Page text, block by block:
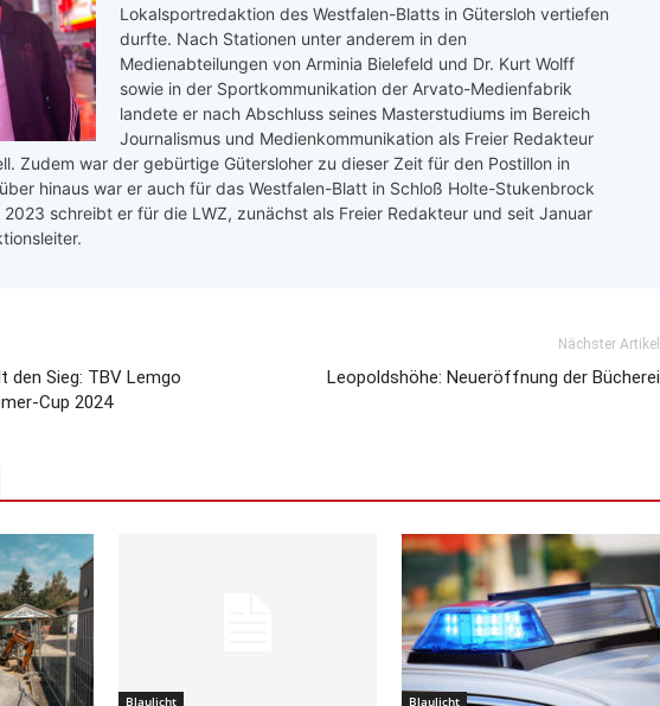
Lokalsportredaktion des Westfalen-Blatts in Gütersloh vertiefen
durfte. Nach Stationen unter anderem in den
Medienabteilungen von Arminia Bielefeld und Dr. Kurt Wolff
sowie in der Sportkommunikation der Arvato-Medienfabrik
landete er nach Abschluss seines Masterstudiums im Bereich
Journalismus und Medienkommunikation als Freier Redakteur
Zudem war der gebürtige Gütersloher zu dieser Zeit für den Postillon in
hinaus war er auch für das Westfalen-Blatt in Schloß Holte-Stukenbrock
2023 schreibt er für die LWZ, zunächst als Freier Redakteur und seit Januar
den Sieg: TBV Lemgo
Cup 2024
Nächster Artikel
Leopoldshöhe: Neueröffnung der Bücherei
Blaulicht Blaulicht